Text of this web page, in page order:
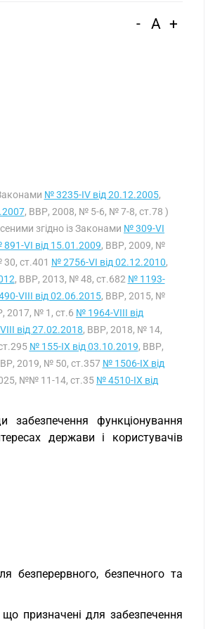
- A +
№ 3235-IV від 20.12.2005,
, ВВР, 2008, № 5-6, № 7-8, ст.78 )
згідно із Законами № 309-VI
VI від 15.01.2009, ВВР, 2009, №
ст.401 № 2756-VI від 02.12.2010,
, ВВР, 2013, № 48, ст.682 № 1193-
VIII від 02.06.2015, ВВР, 2015, №
2017, № 1, ст.6 № 1964-VIII від
від 27.02.2018, ВВР, 2018, № 14,
№ 155-IX від 03.10.2019, ВВР,
2019, № 50, ст.357 № 1506-IX від
№№ 11-14, ст.35 № 4510-IX від
забезпечення функціонування
держави і користувачів
безперервного, безпечного та
призначені для забезпечення